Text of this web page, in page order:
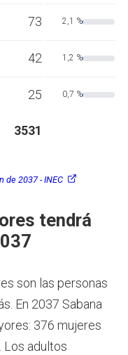
73 2,1 %
42 1,2 %
25 0,7 %
3531
de 2037 - INEC
tendrá
son las personas
En 2037 Sabana
376 mujeres
Los adultos